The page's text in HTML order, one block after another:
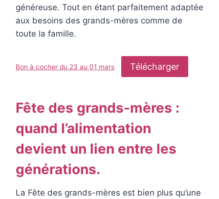
généreuse. Tout en étant parfaitement adaptée
aux besoins des grands-mères comme de
toute la famille.
Bon à cocher du 23 au 01 mars Télécharger
Fête des grands-mères :
quand l’alimentation
devient un lien entre les
générations.
La Fête des grands-mères est bien plus qu’une